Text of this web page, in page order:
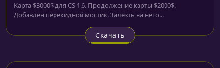
Карта $3000$ для CS 1.6. Продолжение карты $2000$.
Добавлен перекидной мостик. Залезть на него...
Скачать